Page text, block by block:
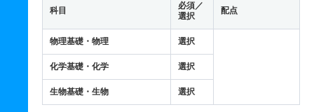
科目
必須／
選択
配点
物理基礎・物理 選択
化学基礎・化学 選択
生物基礎・生物 選択